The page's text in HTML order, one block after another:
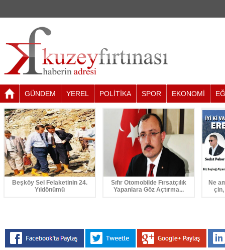
GÜNDEM YEREL POLİTİKA SPOR EKONOMİ
Beşköy Sel Felaketinin 24.
Yıldönümü
Sıfır Otomobilde Fırsatçılık
Yapanlara Göz Açtırma...
Ne